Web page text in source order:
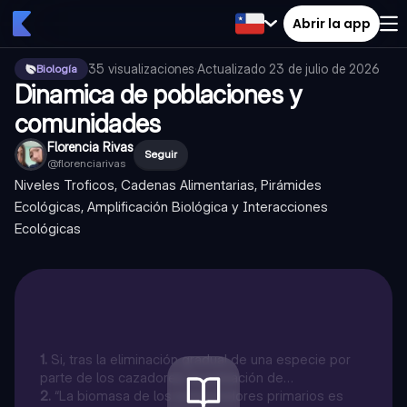
Abrir la app
Biología 35 visualizaciones·Actualizado 23 de julio de 2026
Dinamica de poblaciones y
comunidades
Florencia Rivas
@florenciarivas
Seguir
Niveles Troficos, Cadenas Alimentarias, Pirámides
Ecológicas, Amplificación Biológica y Interacciones
Ecológicas
1. Si, tras la eliminación gradual de una especie por
parte de los cazadores, la población de
consumidores secundarios aumenta rápidamente,
2. “La biomasa de los consumidores primarios es